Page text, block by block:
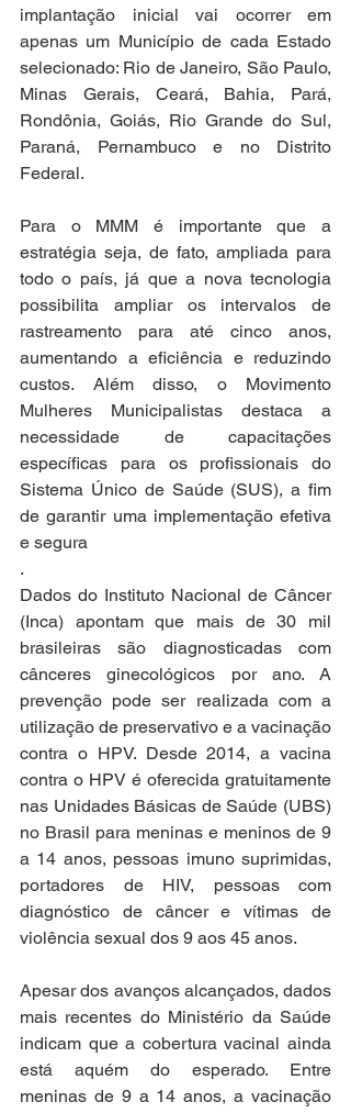
implantação inicial vai ocorrer em
apenas um Município de cada Estado
selecionado: Rio de Janeiro, São Paulo,
Minas Gerais, Ceará, Bahia, Pará,
Rondônia, Goiás, Rio Grande do Sul,
Paraná, Pernambuco e no Distrito
Federal.
Para o MMM é importante que a
estratégia seja, de fato, ampliada para
todo o país, já que a nova tecnologia
possibilita ampliar os intervalos de
rastreamento para até cinco anos,
aumentando a eficiência e reduzindo
custos. Além disso, o Movimento
Mulheres Municipalistas destaca a
necessidade de capacitações
específicas para os profissionais do
Sistema Único de Saúde (SUS), a fim
de garantir uma implementação efetiva
e segura
.
Dados do Instituto Nacional de Câncer
(Inca) apontam que mais de 30 mil
brasileiras são diagnosticadas com
cânceres ginecológicos por ano. A
prevenção pode ser realizada com a
utilização de preservativo e a vacinação
contra o HPV. Desde 2014, a vacina
contra o HPV é oferecida gratuitamente
nas Unidades Básicas de Saúde (UBS)
no Brasil para meninas e meninos de 9
a 14 anos, pessoas imuno suprimidas,
portadores de HIV, pessoas com
diagnóstico de câncer e vítimas de
violência sexual dos 9 aos 45 anos.
Apesar dos avanços alcançados, dados
mais recentes do Ministério da Saúde
indicam que a cobertura vacinal ainda
está aquém do esperado. Entre
meninas de 9 a 14 anos, a vacinação